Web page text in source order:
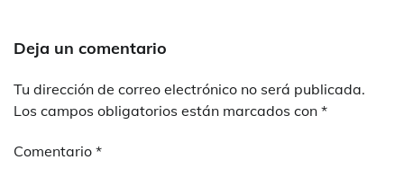
Deja un comentario
Tu dirección de correo electrónico no será publicada.
Los campos obligatorios están marcados con *
Comentario *